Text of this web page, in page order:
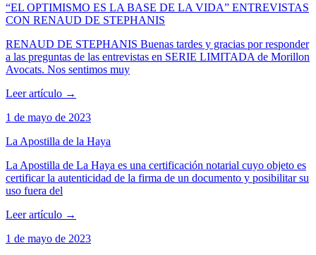
“EL OPTIMISMO ES LA BASE DE LA VIDA” ENTREVISTAS
CON RENAUD DE STEPHANIS
RENAUD DE STEPHANIS Buenas tardes y gracias por responder
a las preguntas de las entrevistas en SERIE LIMITADA de Morillon
Avocats. Nos sentimos muy
Leer artículo →
1 de mayo de 2023
La Apostilla de la Haya
La Apostilla de La Haya es una certificación notarial cuyo objeto es
certificar la autenticidad de la firma de un documento y posibilitar su
uso fuera del
Leer artículo →
1 de mayo de 2023